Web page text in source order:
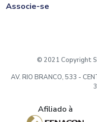
Associe-se
© 2021 Copyright
AV. RIO BRANCO, 533 -
Afiliado à